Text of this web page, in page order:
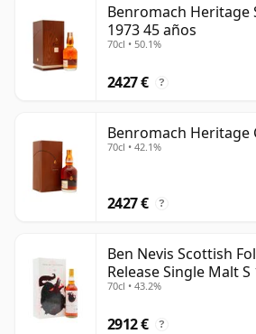
Benromach Heritage
1973 45 años
70cl • 50.1%
2427 € ?
Benromach Heritage
70cl • 42.1%
2427 € ?
Ben Nevis Scottish
Release Single Malt
70cl • 43.2%
2912 € ?